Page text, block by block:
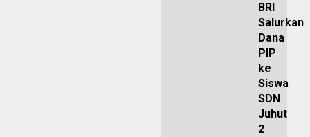
BRI
Salurkan
Dana
PIP
ke
Siswa
SDN
Juhut
2